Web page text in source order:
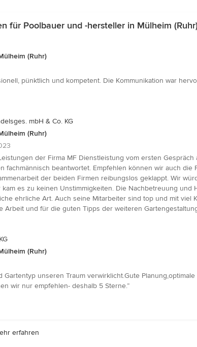
für Poolbauer und -hersteller in Mülheim
(Ruhr)
pünktlich und kompetent. Die Kommunikation war
mbH & Co. KG
(Ruhr)
der Firma MF Dienstleistung vom ersten
fachmännisch beantwortet. Empfehlen können wir auch
der beiden Firmen reibungslos geklappt. Wir
es zu keinen Unstimmigkeiten. Die Nachbetreuung
ehrliche Art. Auch seine Mitarbeiter sind top und mit viel
Arbeit und für die guten Tipps der weiteren
(Ruhr)
Gartentyp unseren Traum verwirklicht.Gute
wir nur empfehlen- deshalb 5 Sterne.”
erfahren